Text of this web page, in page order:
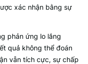
xác nhận bằng sự
phản ứng lo lắng
quả không thể đoán
vẫn tích cực, sự chấp